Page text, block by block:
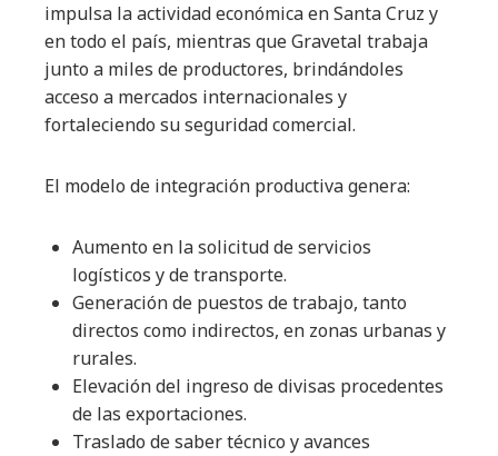
impulsa la actividad económica en Santa Cruz y
en todo el país, mientras que Gravetal trabaja
junto a miles de productores, brindándoles
acceso a mercados internacionales y
fortaleciendo su seguridad comercial.
El modelo de integración productiva genera:
Aumento en la solicitud de servicios
logísticos y de transporte.
Generación de puestos de trabajo, tanto
directos como indirectos, en zonas urbanas y
rurales.
Elevación del ingreso de divisas procedentes
de las exportaciones.
Traslado de saber técnico y avances